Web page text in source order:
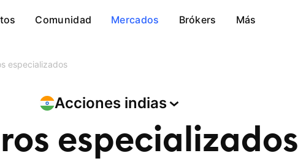
Comunidad Mercados Brókers Más
especializados
Acciones indias
especializados